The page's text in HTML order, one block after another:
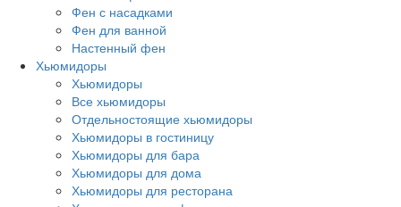
Фен с насадками
Фен для ванной
Настенный фен
Хьюмидоры
Хьюмидоры
Все хьюмидоры
Отдельностоящие хьюмидоры
Хьюмидоры в гостиницу
Хьюмидоры для бара
Хьюмидоры для дома
Хьюмидоры для ресторана